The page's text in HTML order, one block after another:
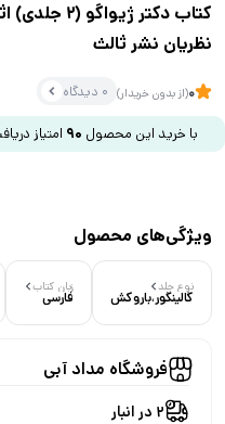
کتاب دکتر
نظریان نشر ثالث
0(از بدون خریدار) 0 دیدگاه
با خرید این محصول 90 امتیاز
ویژگی‌های محصول
نوع جلد
گالینگور،باروکش
زبان کتاب
فارسی
فروشگاه مداد آبی
2 در انبار